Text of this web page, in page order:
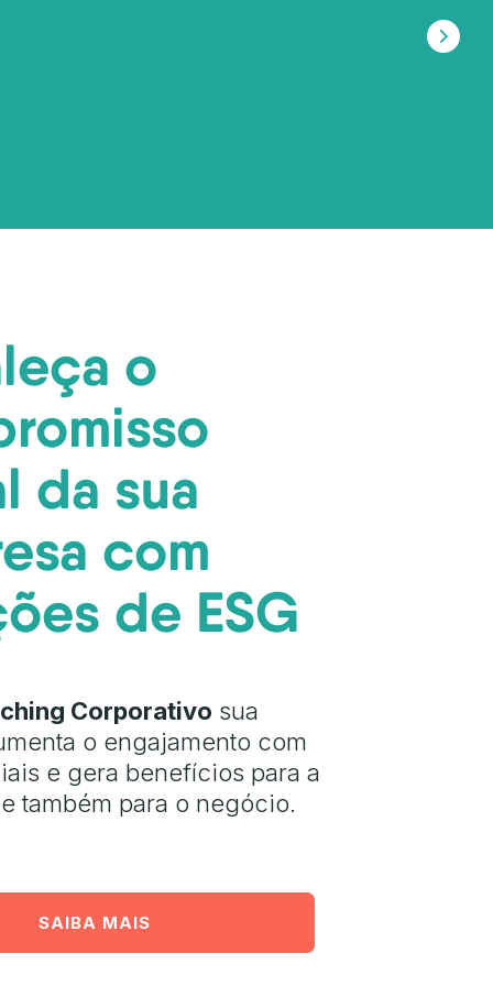
o
da sua
com
de ESG
Corporativo sua
o engajamento com
e gera benefícios para a
também para o negócio.
SAIBA MAIS